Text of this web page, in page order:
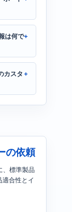
は何で
カスタ
の依頼
、標準製品
合性とイ